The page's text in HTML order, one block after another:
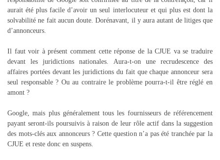
aurait été plus facile d’avoir un seul interlocuteur et qui plus est dont la
solvabilité ne fait aucun doute. Dorénavant, il y aura autant de litiges que
d’annonceurs.
Il faut voir à présent comment cette réponse de la CJUE va se traduire
devant les juridictions nationales. Aura-t-on une recrudescence des
affaires portées devant les juridictions du fait que chaque annonceur sera
seul responsable ? Ou au contraire le problème pourra-t-il être réglé en
amont ?
Google, mais plus généralement tous les fournisseurs de référencement
payant seront-ils poursuivis à raison de leur rôle actif dans la suggestion
des mots-clés aux annonceurs ? Cette question n’a pas été tranchée par la
CJUE et reste donc en suspens.